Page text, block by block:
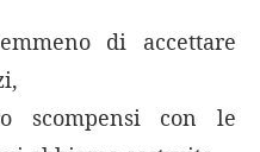
di accettare
scompensi con le